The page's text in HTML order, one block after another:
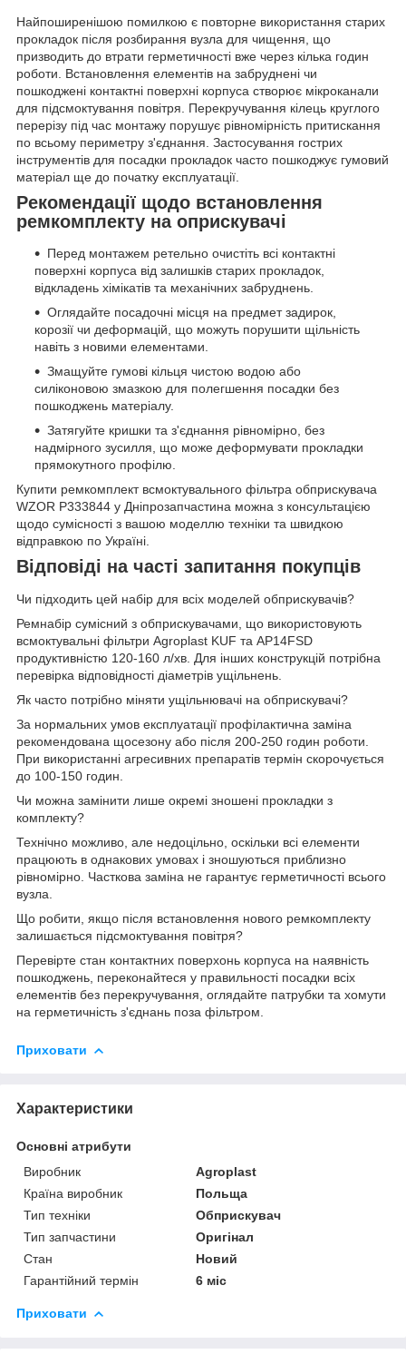
Найпоширенішою помилкою є повторне використання старих
прокладок після розбирання вузла для чищення, що
призводить до втрати герметичності вже через кілька годин
роботи. Встановлення елементів на забруднені чи
пошкоджені контактні поверхні корпуса створює мікроканали
для підсмоктування повітря. Перекручування кілець круглого
перерізу під час монтажу порушує рівномірність притискання
по всьому периметру з'єднання. Застосування гострих
інструментів для посадки прокладок часто пошкоджує гумовий
матеріал ще до початку експлуатації.
Рекомендації щодо встановлення
ремкомплекту на оприскувачі
Перед монтажем ретельно очистіть всі контактні
поверхні корпуса від залишків старих прокладок,
відкладень хімікатів та механічних забруднень.
Оглядайте посадочні місця на предмет задирок,
корозії чи деформацій, що можуть порушити щільність
навіть з новими елементами.
Змащуйте гумові кільця чистою водою або
силіконовою змазкою для полегшення посадки без
пошкоджень матеріалу.
Затягуйте кришки та з'єднання рівномірно, без
надмірного зусилля, що може деформувати прокладки
прямокутного профілю.
Купити ремкомплект всмоктувального фільтра обприскувача
WZOR P333844 у Дніпрозапчастина можна з консультацією
щодо сумісності з вашою моделлю техніки та швидкою
відправкою по Україні.
Відповіді на часті запитання покупців
Чи підходить цей набір для всіх моделей обприскувачів?
Ремнабір сумісний з обприскувачами, що використовують
всмоктувальні фільтри Agroplast KUF та AP14FSD
продуктивністю 120-160 л/хв. Для інших конструкцій потрібна
перевірка відповідності діаметрів ущільнень.
Як часто потрібно міняти ущільнювачі на обприскувачі?
За нормальних умов експлуатації профілактична заміна
рекомендована щосезону або після 200-250 годин роботи.
При використанні агресивних препаратів термін скорочується
до 100-150 годин.
Чи можна замінити лише окремі зношені прокладки з
комплекту?
Технічно можливо, але недоцільно, оскільки всі елементи
працюють в однакових умовах і зношуються приблизно
рівномірно. Часткова заміна не гарантує герметичності всього
вузла.
Що робити, якщо після встановлення нового ремкомплекту
залишається підсмоктування повітря?
Перевірте стан контактних поверхонь корпуса на наявність
пошкоджень, переконайтеся у правильності посадки всіх
елементів без перекручування, оглядайте патрубки та хомути
на герметичність з'єднань поза фільтром.
Приховати
Характеристики
Основні атрибути
Виробник
Agroplast
Країна виробник
Польща
Тип техніки
Обприскувач
Тип запчастини
Оригінал
Стан
Новий
Гарантійний термін
6 міс
Приховати